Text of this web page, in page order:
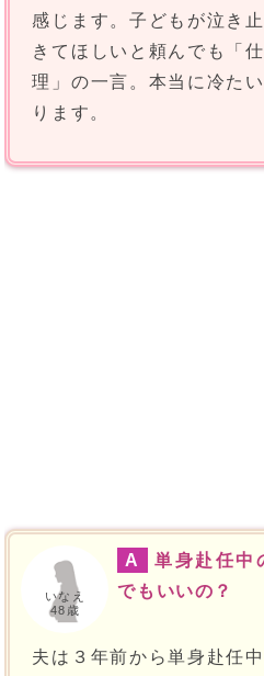
感じます。子どもが泣き
きてほしいと頼んでも「
理」の一言。本当に冷た
ります。
いなえ
48歳
A
単身赴任中
でもいいの？
夫は３年前から単身赴任